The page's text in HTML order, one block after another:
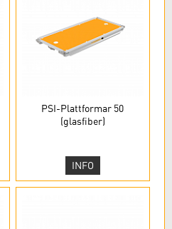
PSI-Plattformar 50
(glasfiber)
INFO